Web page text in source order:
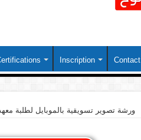
Inscription Contact
ورشة تصوير تسويقية بالموبايل لطلبة